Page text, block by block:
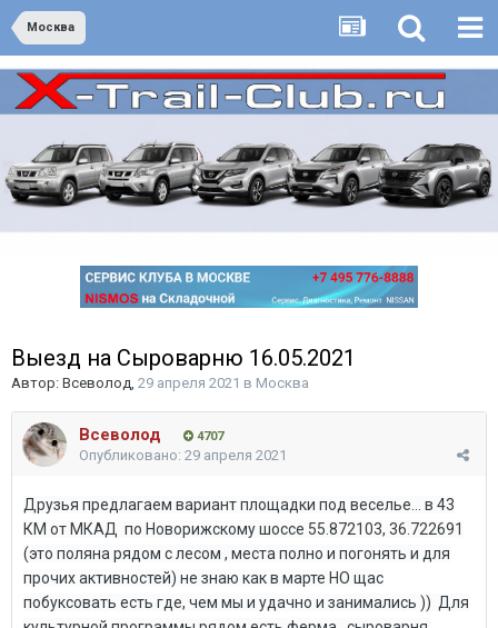
Москва
Выезд на Сыроварню 16.05.2021
Автор: Всеволод 29 апреля 2021 в Москва
Всеволод 4707
Опубликовано: 29 апреля 2021
Друзья предлагаем вариант площадки под веселье... в 43
КМ от МКАД по Новорижскому шоссе 55.872103, 36.722691
(это поляна рядом с лесом , места полно и погонять и для
прочих активностей) не знаю как в марте НО щас
побуксовать есть где, чем мы и удачно и занимались )) Для